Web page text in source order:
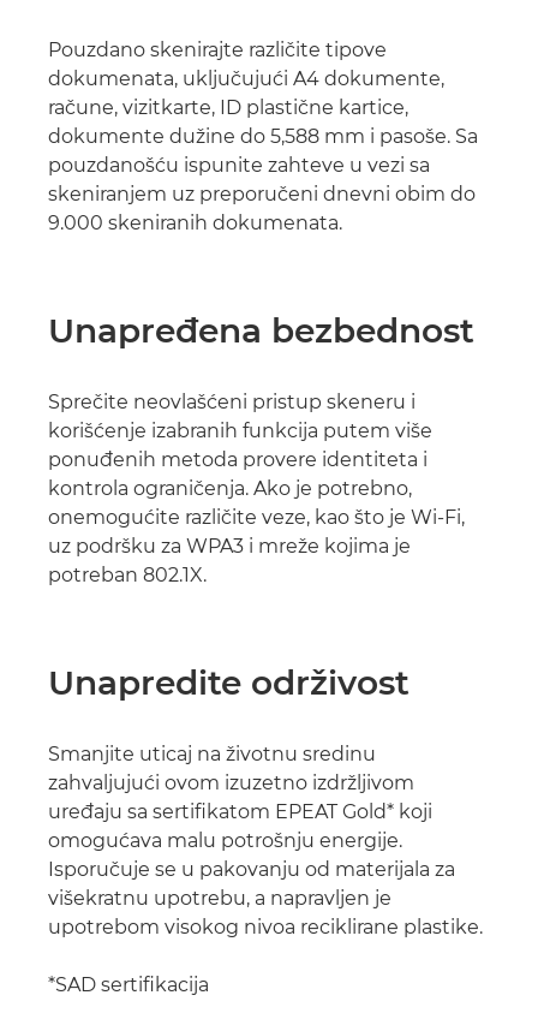
Pouzdano skenirajte različite tipove
dokumenata, uključujući A4 dokumente,
račune, vizitkarte, ID plastične kartice,
dokumente dužine do 5,588 mm i pasoše. Sa
pouzdanošću ispunite zahteve u vezi sa
skeniranjem uz preporučeni dnevni obim do
9.000 skeniranih dokumenata.
Unapređena bezbednost
Sprečite neovlašćeni pristup skeneru i
korišćenje izabranih funkcija putem više
ponuđenih metoda provere identiteta i
kontrola ograničenja. Ako je potrebno,
onemogućite različite veze, kao što je Wi-Fi,
uz podršku za WPA3 i mreže kojima je
potreban 802.1X.
Unapredite održivost
Smanjite uticaj na životnu sredinu
zahvaljujući ovom izuzetno izdržljivom
uređaju sa sertifikatom EPEAT Gold* koji
omogućava malu potrošnju energije.
Isporučuje se u pakovanju od materijala za
višekratnu upotrebu, a napravljen je
upotrebom visokog nivoa reciklirane plastike.
*SAD sertifikacija